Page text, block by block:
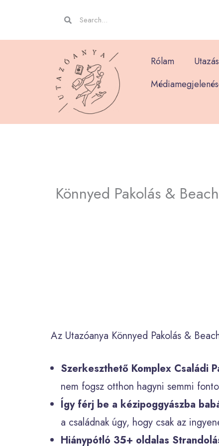
content
Keresés
Keresés
Rólam
Könnyed Pakolás &
Az Utazóanya Könnyed Pakolás &
Szerkeszthető Komplex Családi
nem fogsz otthon hagyni semmi
Így férj be a kézipoggyászba
a családnak úgy, hogy csak az
Hiánypótló 35+ oldalas